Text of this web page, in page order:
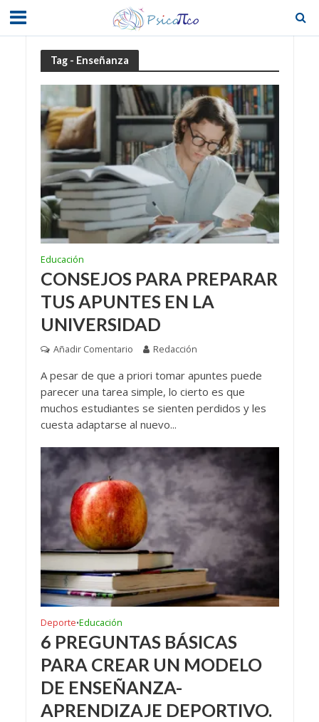
Tag - Enseñanza
Educación
CONSEJOS PARA PREPARAR
TUS APUNTES EN LA
UNIVERSIDAD
Añadir Comentario Redacción
A pesar de que a priori tomar apuntes puede
parecer una tarea simple, lo cierto es que
muchos estudiantes se sienten perdidos y les
cuesta adaptarse al nuevo...
Deporte•Educación
6 PREGUNTAS BÁSICAS
PARA CREAR UN MODELO
DE ENSEÑANZA-
APRENDIZAJE DEPORTIVO.